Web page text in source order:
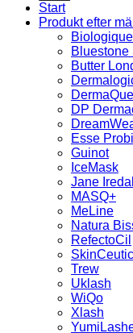
Start
Produkt efter
Butter
DP
Esse
Guinot
IceMask
Jane
MASQ+
MeLine
Natura
RefectoCil
Trew
Uklash
WiQo
Xlash